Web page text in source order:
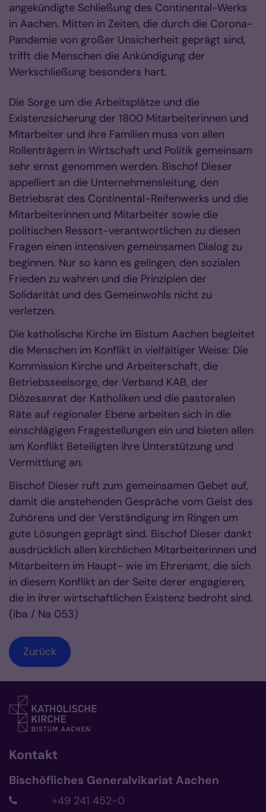
angekündigte Schließung des Continental-Werks
in Aachen. Mitten in Zeiten, die durch die Corona-
Pandemie von großer Unsicherheit geprägt sind,
trifft die Menschen die Ankündigung der
Werkschließung besonders hart.
Die Sorge um die Arbeitsplätze und die
Existenzsicherung der 1800 Mitarbeiterinnen und
Mitarbeiter und ihre Familien muss von allen
Rollenträgern in Wirtschaft und Politik gemeinsam
sehr ernst genommen werden. Bischof Dieser
appelliert an die Unternehmensleitung, den
Betriebsrat des Continental-Reifenwerks und die
Mitarbeiterinnen und Mitarbeiter sowie die
politischen Ressort-verantwortlichen zu diesen
Fragen einen intensiven gemeinsamen Dialog zu
beginnen. Nur so kann es gelingen, den sozialen
Frieden zu wahren und die Prinzipien der
Solidarität und des Gemeinwohls nicht zu
verletzen.
Die katholische Kirche im Bistum Aachen begleitet
die Menschen im Konflikt in vielfältiger Weise: Die
Kommission Kirche und Arbeiterschaft, die
Betriebsseelsorge, der Verband KAB, der
Diözesanrat der Katholiken und die pastoralen
Räte auf regionaler Ebene arbeiten sich in die
einschlägigen Fragestellungen ein und bieten allen
am Konflikt Beteiligten ihre Unterstützung und
Vermittlung an.
Bischof Dieser ruft zum gemeinsamen Gebet auf,
damit die anstehenden Gespräche vom Geist des
Zuhörens und der Verständigung im Ringen um
gute Lösungen geprägt sind. Bischof Dieser dankt
ausdrücklich allen kirchlichen Mitarbeiterinnen und
Mitarbeitern im Haupt- wie im Ehrenamt, die sich
in diesem Konflikt an der Seite derer engagieren,
die in ihrer wirtschaftlichen Existenz bedroht sind.
(iba / Na 053)
Zurück
Kontakt
Bischöfliches Generalvikariat Aachen
+49 241 452-0